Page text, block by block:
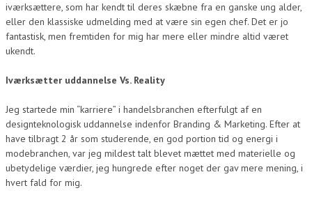
iværksættere, som har kendt til deres skæbne fra en ganske ung alder,
eller den klassiske udmelding med at være sin egen chef. Det er jo
fantastisk, men fremtiden for mig har mere eller mindre altid været
ukendt.
Iværksætter uddannelse Vs. Reality
Jeg startede min “karriere” i handelsbranchen efterfulgt af en
designteknologisk uddannelse indenfor Branding & Marketing. Efter at
have tilbragt 2 år som studerende, en god portion tid og energi i
modebranchen, var jeg mildest talt blevet mættet med materielle og
ubetydelige værdier, jeg hungrede efter noget der gav mere mening, i
hvert fald for mig.